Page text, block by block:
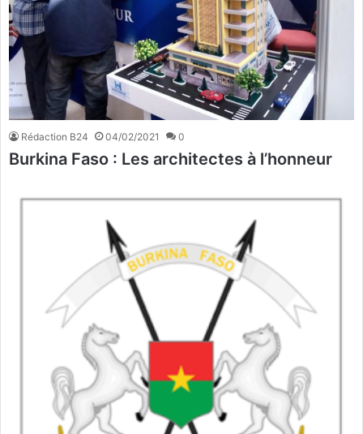
Rédaction B24 04/02/2021 0
Burkina Faso : Les architectes à l’honneur